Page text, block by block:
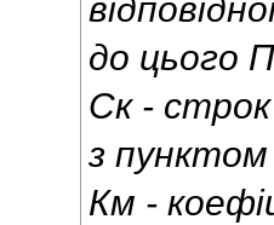
до цього
Ск - строк
з пунктом
Км -